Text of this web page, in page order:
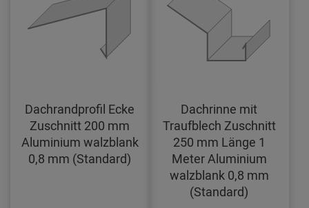
Dachrandprofil Ecke
Zuschnitt 200 mm
Aluminium walzblank
0,8 mm (Standard)
Dachrinne mit
Traufblech Zuschnitt
250 mm Länge 1
Meter Aluminium
walzblank 0,8 mm
(Standard)